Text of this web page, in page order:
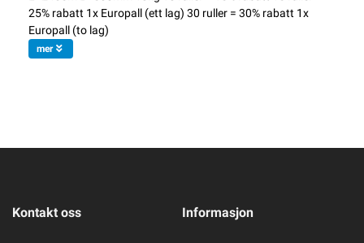
25% rabatt 1x Europall (ett lag) 30 ruller = 30% rabatt 1x
Europall (to lag)
mer
Kontakt oss Informasjon